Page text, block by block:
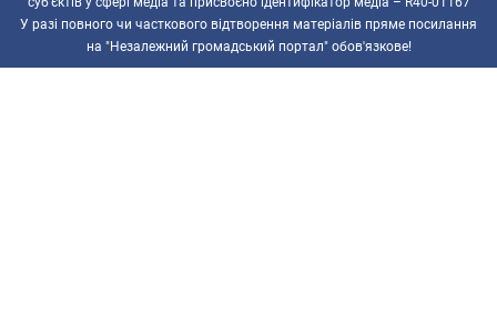
У разі повного чи часткового відтворення матеріалів пряме посилання
на "Незалежний громадський портал" обов'язкове!